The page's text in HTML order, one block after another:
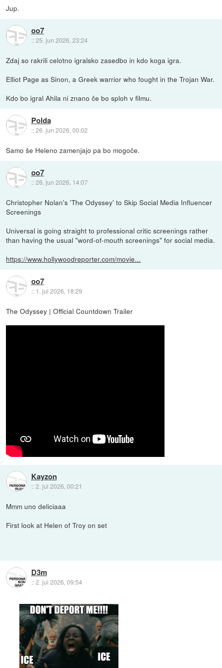
Jup.
oo7
::25. jun 2026, 23:24
Zdaj so rakrili celotno igralsko zasedbo in kdo koga igra.
Elliot Page as Sinon, a Greek warrior who fought in the Trojan War.
Kdo bo igral Ahila ni znano če bo sploh v filmu.
Polda
::26. jun 2026, 00:02
Samo še Heleno zamenjajo pa bo mogoče.
oo7
::26. jun 2026, 14:07
Christopher Nolan's 'The Odyssey' to Skip Social Media Influencer
Screenings
Universal is going straight to professional critic screenings rather
than having the usual "word-of-mouth screenings" for social media.
https://www.hollywoodreporter.com/movie...
oo7
:: 1. jul 2026, 18:29
The Odyssey | Official Countdown Trailer
Kayzon
::2. jul 2026, 00:21
Mmm uno deliciaaa
First look at Helen of Troy on set
D3m
::2. jul 2026, 09:54